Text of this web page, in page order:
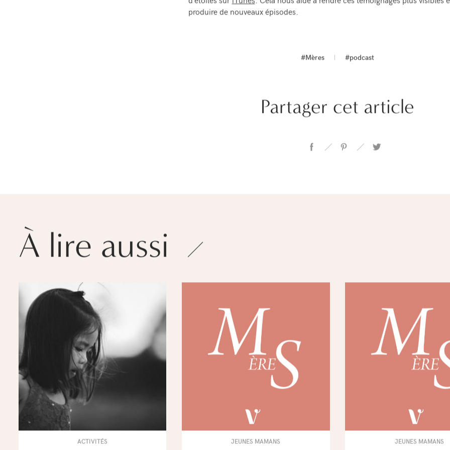
produire de nouveaux épisodes.
#Mères #podcast
Partager cet article
À lire aussi
ACTIVITÉS JEUNES MAMANS JEUNES MAMANS